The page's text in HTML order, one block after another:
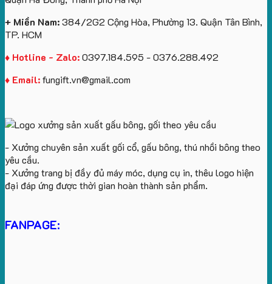
cầu
+ Miền Nam:384/2G2 Cộng Hòa, Phường 13. Quận Tân Bình,
TP. HCM
♦ Hotline - Zalo:0397.184.595 - 0376.288.492
♦ Email:fungift.vn@gmail.com
- Xưởng chuyên sản xuất gối cổ, gấu bông, thú nhồi bông theo
yêu cầu.
- Xưởng trang bị đầy đủ máy móc, dụng cụ in, thêu logo hiện
đại đáp ứng được thời gian hoàn thành sản phẩm.
FANPAGE: